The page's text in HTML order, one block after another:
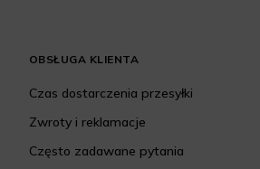
OBSŁUGA KLIENTA
Czas dostarczenia przesyłki
Zwroty i reklamacje
Często zadawane pytania